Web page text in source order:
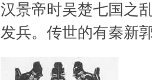
汉景帝时吴楚七国之
发兵。传世的有秦新